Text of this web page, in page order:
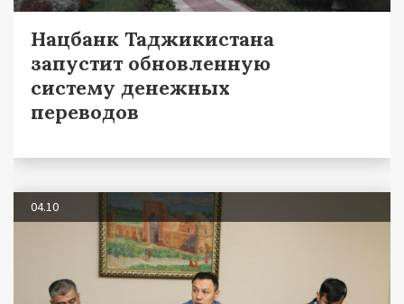
Нацбанк Таджикистана
запустит обновленную
систему денежных
переводов
04.10